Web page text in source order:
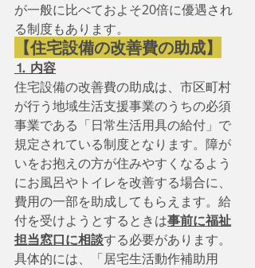
が一般に比べておよそ20倍に優遇され
る制度もあります。
【住宅設備の改善費の助成】
⒈ 内容
住宅設備の改善費の助成は、市区町村
が行う地域生活支援事業のうちの必須
事業である「日常生活用具の給付」で
規定されている制度となります。障が
いをお抱えの方が住みやすくなるよう
にお風呂やトイレを改善する場合に、
費用の一部を助成してもらえます。給
付を受けようとするときは事前に福祉
担当窓口に相談する必要があります。
具体的には、「居宅生活動作補助用